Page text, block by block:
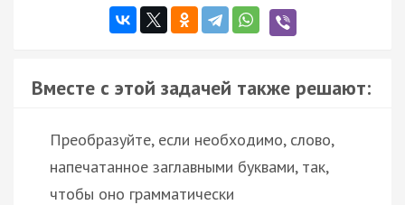
Вместе с этой задачей также решают:
Преобразуйте, если необходимо, слово,
напечатанное заглавными буквами, так,
чтобы оно грамматически